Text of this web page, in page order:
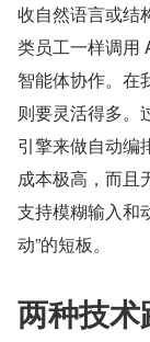
收自然语言或结
类员工一样调用
智能体协作。在
则要灵活得多。
引擎来做自动编
成本极高，而且
支持模糊输入和
动”的短板。
两种技